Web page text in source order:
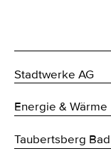
Stadtwerke AG
Energie & Wärme
Taubertsberg Bad